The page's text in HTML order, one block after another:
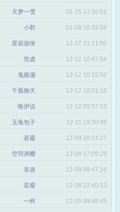
天梦一雪 01-15 17:16:52
小郭 01-09 16:59:58
星辰游侠 12-27 21:21:00
凭虚 12-12 10:47:54
鬼殇灏 12-12 10:15:50
千凰御天 12-12 10:01:16
唯伊说 12-12 09:57:13
玉兔包子 12-11 19:30:48
若靥 12-09 18:14:27
空羽冽樱 12-09 17:09:25
东波 12-09 09:47:16
若靥 12-08 22:40:13
一样 12-05 09:48:45